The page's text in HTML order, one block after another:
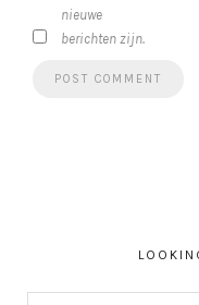
nieuwe
berichten zijn.